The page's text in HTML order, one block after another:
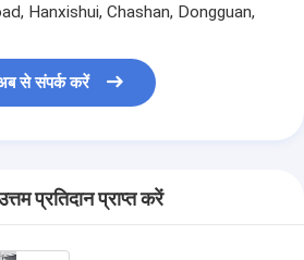
Hanxishui, Chashan, Dongguan,
से संपर्क करें
प्रतिदान प्राप्त करें